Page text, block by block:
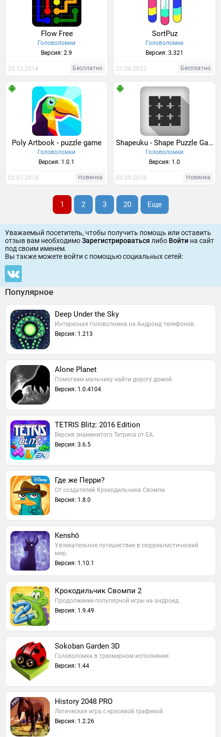
Flow Free
Головоломки
Версия: 2.9
23.12.2014 Бесплатно
SortPuz
Головоломки
Версия: 3.321
21.04.2022 Бесплатно
Poly Artbook - puzzle game
Головоломки
Версия: 1.0.1
02.07.2018 Новинка
Shapeuku - Shape Puzzle Game
Головоломки
Версия: 1.0
03.09.2018 Новинка
1 2 3 20 Еще
Уважаемый посетитель, чтобы получить помощь или оставить
отзыв вам необходимоЗарегистрироваться либо Войти на сайт
под своим именем.
Вы также можете войти c помощью социальных сетей:
Популярное
Deep Under the Sky
Интересная головоломка на Андроид телефонов.
Версия: 1.213
Alone Planet
Помогаем мальчику найти дорогу домой.
Версия: 1.0.4104
TETRIS Blitz: 2016 Edition
Версия знаменитого Тетриса от EA.
Версия: 3.6.5
Где же Перри?
От создателей Крокодильчика Свомпи.
Версия: 1.8.0
Kenshō
Увлекательное путешествие в сюрреалистический
мир.
Версия: 1.10.1
Крокодильчик Свомпи 2
Продолжение популярной игры на андроид.
Версия: 1.9.49
Sokoban Garden 3D
Головоломка в трехмерном исполнении.
Версия: 1.44
History 2048 PRO
Логическая игра с красивой графикой.
Версия: 1.2.26